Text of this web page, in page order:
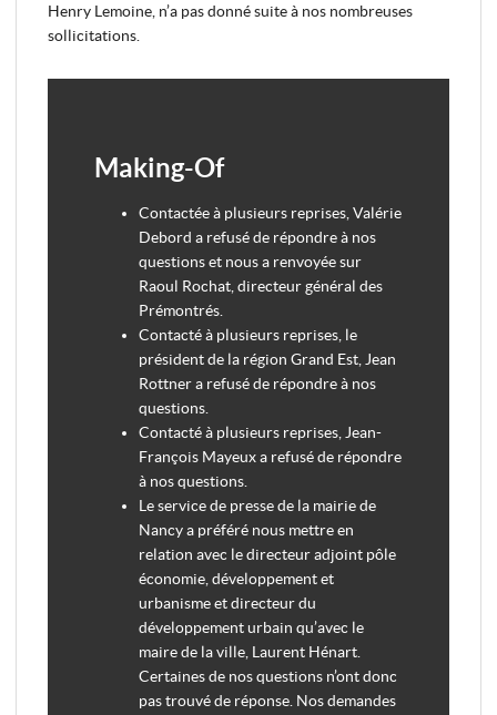
Henry Lemoine, n’a pas donné suite à nos nombreuses
sollicitations.
Making-Of
Contactée à plusieurs reprises, Valérie
Debord a refusé de répondre à nos
questions et nous a renvoyée sur
Raoul Rochat, directeur général des
Prémontrés.
Contacté à plusieurs reprises, le
président de la région Grand Est, Jean
Rottner a refusé de répondre à nos
questions.
Contacté à plusieurs reprises, Jean-
François Mayeux a refusé de répondre
à nos questions.
Le service de presse de la mairie de
Nancy a préféré nous mettre en
relation avec le directeur adjoint pôle
économie, développement et
urbanisme et directeur du
développement urbain qu’avec le
maire de la ville, Laurent Hénart.
Certaines de nos questions n’ont donc
pas trouvé de réponse. Nos demandes